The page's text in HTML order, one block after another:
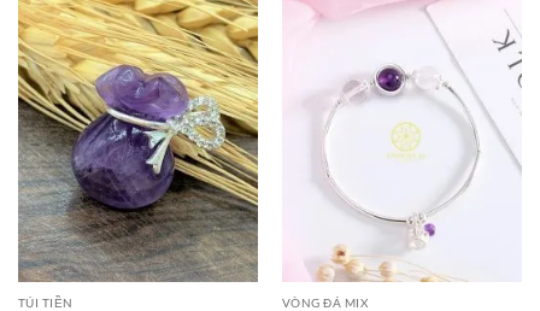
TÚI TIỀN VÒNG ĐÁ MIX